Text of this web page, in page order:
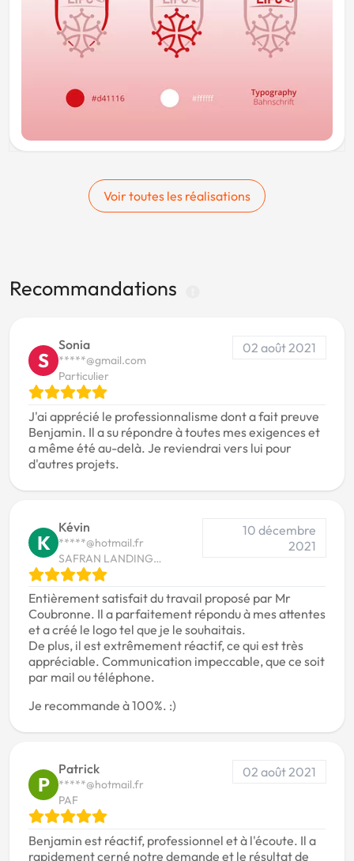
Voir toutes les réalisations
Recommandations
S
Sonia
*****@gmail.com
Particulier
02 août 2021
J'ai apprécié le professionnalisme dont a fait preuve
Benjamin. Il a su répondre à toutes mes exigences et
a même été au-delà. Je reviendrai vers lui pour
d'autres projets.
K
Kévin
*****@hotmail.fr
SAFRAN LANDING
SYSTEMS
10 décembre
2021
Entièrement satisfait du travail proposé par Mr
Coubronne. Il a parfaitement répondu à mes attentes
et a créé le logo tel que je le souhaitais.
De plus, il est extrêmement réactif, ce qui est très
appréciable. Communication impeccable, que ce soit
par mail ou téléphone.
Je recommande à 100%. :)
P
Patrick
*****@hotmail.fr
PAF
02 août 2021
Benjamin est réactif, professionnel et à l'écoute. Il a
rapidement cerné notre demande et le résultat de